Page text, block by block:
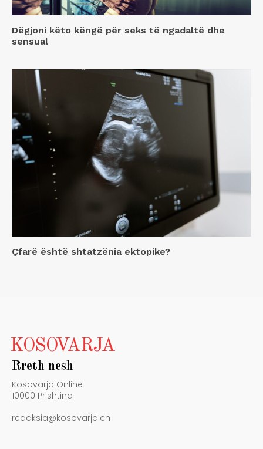
Dëgjoni këto këngë për seks të ngadaltë dhe
sensual
Çfarë është shtatzënia ektopike?
KOSOVARJA
Rreth nesh
Kosovarja Online
10000 Prishtina
redaksia@kosovarja.ch